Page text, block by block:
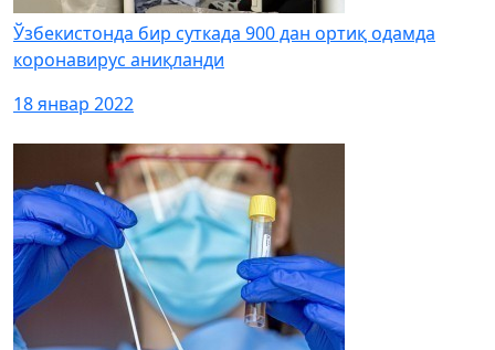
Ўзбекистонда бир суткада 900 дан ортиқ одамда
коронавирус аниқланди
18 январ 2022